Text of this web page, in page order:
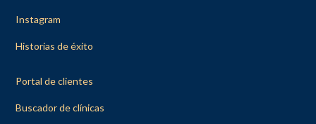
Instagram
Historias de éxito
Portal de clientes
Buscador de clínicas